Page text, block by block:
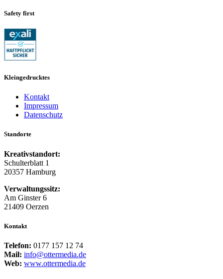
Safety first
Kleingedrucktes
Kontakt
Impressum
Datenschutz
Standorte
Kreativstandort:
Schulterblatt 1
20357 Hamburg
Verwaltungssitz:
Am Ginster 6
21409 Oerzen
Kontakt
Telefon: 0177 157 12 74
Mail: info@ottermedia.de
Web: www.ottermedia.de